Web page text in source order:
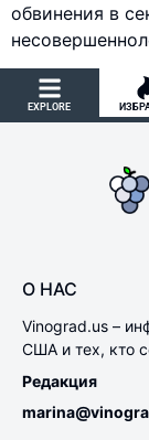
обвинения в
EXPLORE
О НАС
Vinograd.us –
США и тех, кто
Редакция